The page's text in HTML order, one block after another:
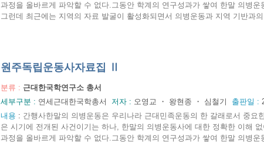
과정을 올바르게 파악할 수 없다.그동안 학계의 연구성과가 쌓여 한말 의병
그런데 최근에는 지역의 자료 발굴이 활성화되면서 의병운동과 지역 기반과
원주독립운동사자료집 Ⅱ
분류 : 근대한국학연구소 총서
세부구분 : 연세근대한국학총서 저자 : 오영교 ・ 왕현종 ・ 심철기 출판일 :
내용 : 간행사한말의 의병운동은 우리나라 근대민족운동의 한 갈래로서 중
은 시기에 전개된 사건이기는 하나, 한말의 의병운동사에 대한 정확한 이해
과정을 올바르게 파악할 수 없다.그동안 학계의 연구성과가 쌓여 한말 의병